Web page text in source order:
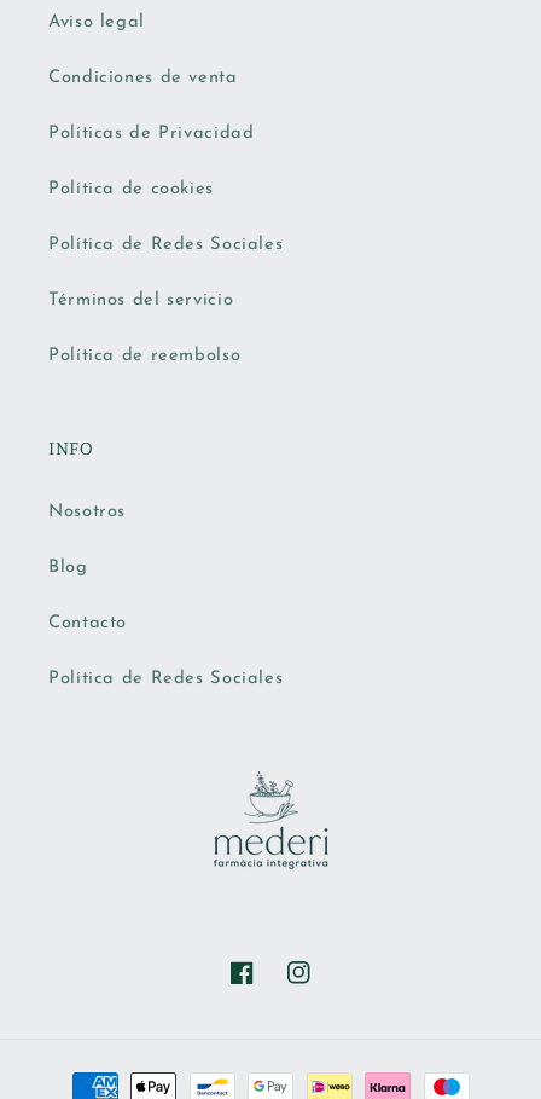
Aviso legal
Condiciones de venta
Políticas de Privacidad
Política de cookies
Política de Redes Sociales
Términos del servicio
Política de reembolso
INFO
Nosotros
Blog
Contacto
Política de Redes Sociales
FacebookInstagram
Formas